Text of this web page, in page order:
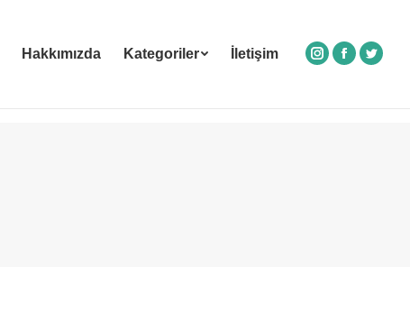
Hakkımızda Kategoriler İletişim
Instagram
Facebook